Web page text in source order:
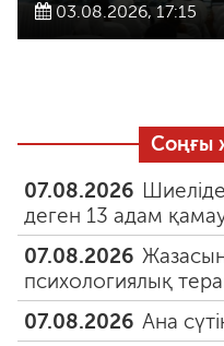
03.08.2026, 17:15
Соңғы
07.08.2026
деген 13 адам
07.08.2026
психологиялық
07.08.2026 Ана